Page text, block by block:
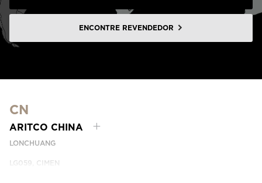
ENCONTRE REVENDEDOR
CN
ARITCO CHINA
LONCHUANG
LG059, CIMEN